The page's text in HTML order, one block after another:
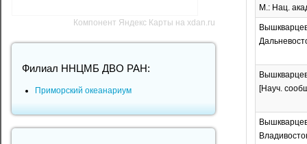
М.: Нац.
[Науч.
Компонент Яндекс Карты на xdan.ru
Филиал ННЦМБ ДВО РАН:
Приморский океанариум